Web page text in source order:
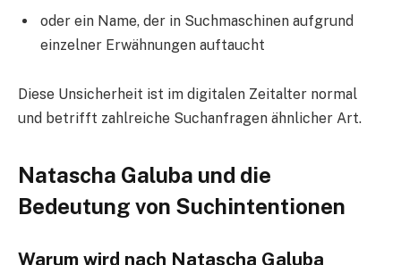
oder ein Name, der in Suchmaschinen aufgrund
einzelner Erwähnungen auftaucht
Diese Unsicherheit ist im digitalen Zeitalter normal
und betrifft zahlreiche Suchanfragen ähnlicher Art.
Natascha Galuba und die
Bedeutung von Suchintentionen
Warum wird nach Natascha Galuba